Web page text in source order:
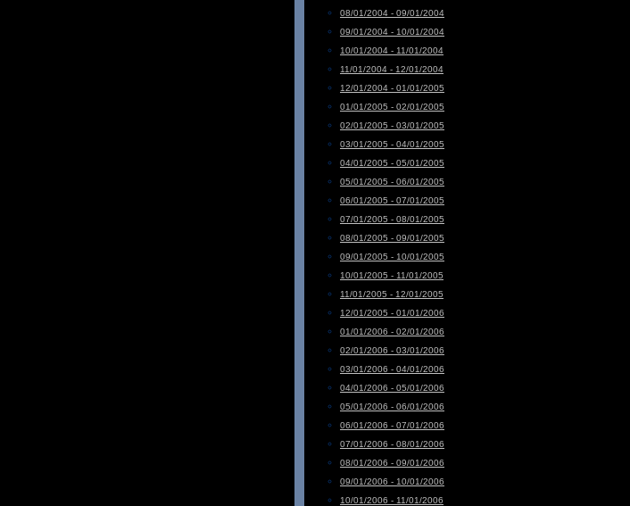
08/01/2004 - 09/01/2004
09/01/2004 - 10/01/2004
10/01/2004 - 11/01/2004
11/01/2004 - 12/01/2004
12/01/2004 - 01/01/2005
01/01/2005 - 02/01/2005
02/01/2005 - 03/01/2005
03/01/2005 - 04/01/2005
04/01/2005 - 05/01/2005
05/01/2005 - 06/01/2005
06/01/2005 - 07/01/2005
07/01/2005 - 08/01/2005
08/01/2005 - 09/01/2005
09/01/2005 - 10/01/2005
10/01/2005 - 11/01/2005
11/01/2005 - 12/01/2005
12/01/2005 - 01/01/2006
01/01/2006 - 02/01/2006
02/01/2006 - 03/01/2006
03/01/2006 - 04/01/2006
04/01/2006 - 05/01/2006
05/01/2006 - 06/01/2006
06/01/2006 - 07/01/2006
07/01/2006 - 08/01/2006
08/01/2006 - 09/01/2006
09/01/2006 - 10/01/2006
10/01/2006 - 11/01/2006